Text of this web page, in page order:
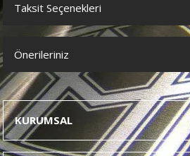
Bu ürüne ilk yorumu siz
Taksit Seçenekleri
Önerileriniz
Bu ürünün fiyat bilgisi, resim, ürün
konularda yetersiz gördüğünüz
tarafımıza iletebilirsiniz.
Görüş ve önerileriniz için teşekkür ederiz.
KURUMSAL